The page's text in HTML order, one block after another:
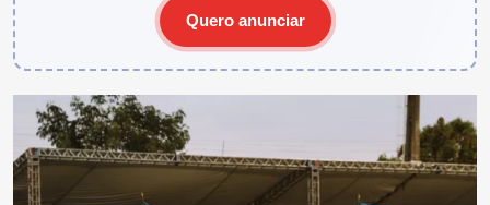
Quero anunciar